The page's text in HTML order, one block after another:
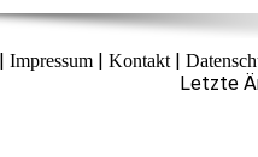
Impressum| Kontakt|
Letzte